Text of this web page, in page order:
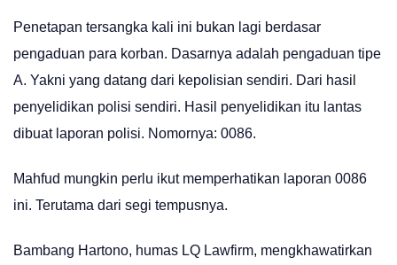
Penetapan tersangka kali ini bukan lagi berdasar
pengaduan para korban. Dasarnya adalah pengaduan tipe
A. Yakni yang datang dari kepolisian sendiri. Dari hasil
penyelidikan polisi sendiri. Hasil penyelidikan itu lantas
dibuat laporan polisi. Nomornya: 0086.
Mahfud mungkin perlu ikut memperhatikan laporan 0086
ini. Terutama dari segi tempusnya.
Bambang Hartono, humas LQ Lawfirm, mengkhawatirkan